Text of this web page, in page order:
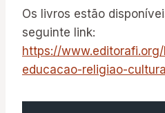
Os livros estão
seguinte link:
https://
educacao-religiao-cultura